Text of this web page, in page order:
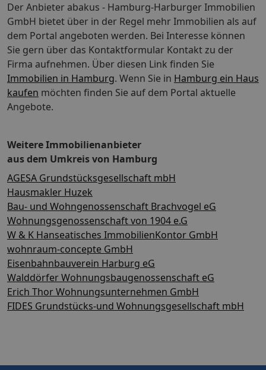
Der Anbieter abakus - Hamburg-Harburger Immobilien
GmbH bietet über in der Regel mehr Immobilien als auf
dem Portal angeboten werden. Bei Interesse können
Sie gern über das Kontaktformular Kontakt zu der
Firma aufnehmen. Über diesen Link finden Sie
Immobilien in Hamburg. Wenn Sie in Hamburg ein Haus
kaufen möchten finden Sie auf dem Portal aktuelle
Angebote.
Weitere Immobilienanbieter
aus dem Umkreis von Hamburg
AGESA Grundstücksgesellschaft mbH
Hausmakler Huzek
Bau- und Wohngenossenschaft Brachvogel eG
Wohnungsgenossenschaft von 1904 e.G
W & K Hanseatisches ImmobilienKontor GmbH
wohnraum-concepte GmbH
Eisenbahnbauverein Harburg eG
Walddörfer Wohnungsbaugenossenschaft eG
Erich Thor Wohnungsunternehmen GmbH
FIDES Grundstücks-und Wohnungsgesellschaft mbH